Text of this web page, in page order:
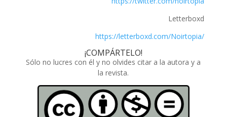
Letterboxd
https://letterboxd.com/Noirtopia/
¡COMPÁRTELO!
Sólo no lucres con él y no olvides citar a la autora y a
la revista.